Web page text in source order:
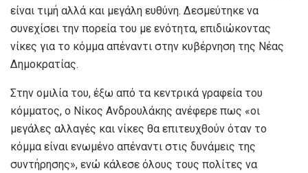
είναι τιμή αλλά και μεγάλη ευθύνη. Δεσμεύτηκε να
συνεχίσει την πορεία του με ενότητα, επιδιώκοντας
νίκες για το κόμμα απέναντι στην κυβέρνηση της Νέας
Δημοκρατίας.
Στην ομιλία του, έξω από τα κεντρικά γραφεία του
κόμματος, ο Νίκος Ανδρουλάκης ανέφερε πως «οι
μεγάλες αλλαγές και νίκες θα επιτευχθούν όταν το
κόμμα είναι ενωμένο απέναντι στις δυνάμεις της
συντήρησης», ενώ κάλεσε όλους τους πολίτες να